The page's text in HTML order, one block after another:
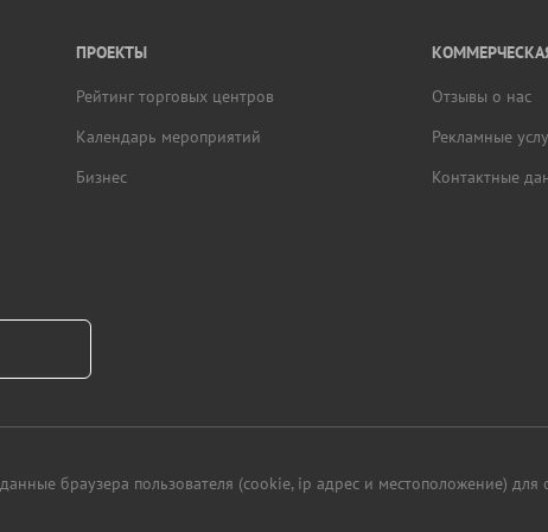
ПРОЕКТЫ
Рейтинг торговых центров
Календарь мероприятий
Бизнес
Отзывы о нас
Рекламные
Контактные
браузера пользователя (cookie, ip адрес и местоположение)